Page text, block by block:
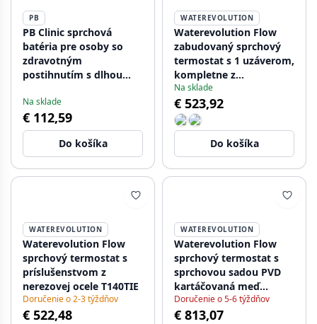
PB
PB Clinic sprchová
batéria pre osoby so
zdravotným
postihnutím s dlhou
ručnou sprchou
1208956283
Na sklade
€ 112,59
Do košíka
WATEREVOLUTION
Waterevolution Flow
zabudovaný sprchový
termostat s 1 uzáverom,
kompletne z
nehrdzavejúcej ocele
1208920974
Na sklade
€ 523,92
Do košíka
WATEREVOLUTION
Waterevolution Flow
sprchový termostat s
príslušenstvom z
nerezovej ocele T140TIE
Doručenie o 2-3 týždňov
€ 522,48
WATEREVOLUTION
Waterevolution Flow
sprchový termostat s
sprchovou sadou PVD
kartáčovaná meď
T140TCPE
Doručenie o 5-6 týždňov
€ 813,07